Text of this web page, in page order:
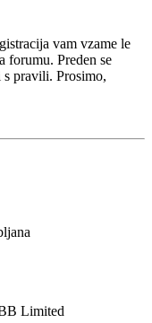
vam vzame le
forumu. Preden se
s pravili. Prosimo,
Limited